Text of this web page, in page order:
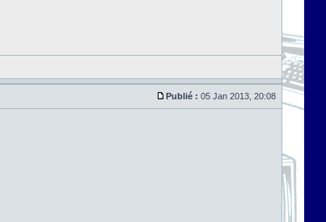
Publié : 05 Jan 2013, 20:08